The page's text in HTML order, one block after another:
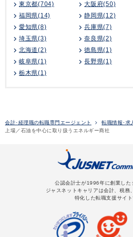
東京都(704) 大阪府(50)
福岡県(14)
静岡県(12)
愛知県(8)
兵庫県(7)
埼玉県(3)
奈良県(2)
北海道(2)
徳島県(1)
岐阜県(1)
長野県(1)
栃木県(1)
会計･経理職の転職専門エージェント 転職情報･求
上場／石油を中心に取り扱うエネルギー商社
公認会計士が1996年に創業した
ジャスネットキャリアは会計、税務
特化した転職支援サイト